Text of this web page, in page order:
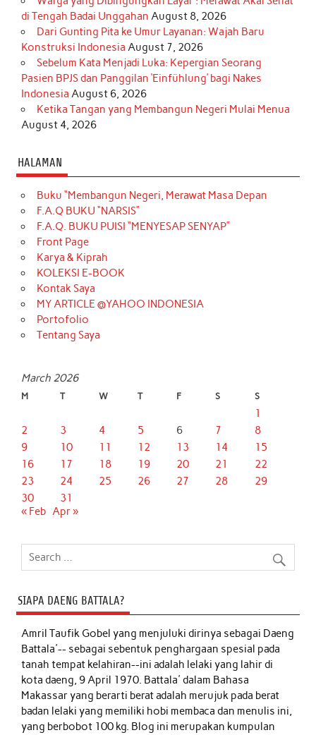
di Tengah Badai Unggahan August 8, 2026
Dari Gunting Pita ke Umur Layanan: Wajah Baru
Konstruksi Indonesia August 7, 2026
Sebelum Kata Menjadi Luka: Kepergian Seorang
Pasien BPJS dan Panggilan ‘Einfühlung’ bagi Nakes
Indonesia August 6, 2026
Ketika Tangan yang Membangun Negeri Mulai Menua
August 4, 2026
HALAMAN
Buku “Membangun Negeri, Merawat Masa Depan
F.A.Q BUKU “NARSIS”
F.A.Q. BUKU PUISI “MENYESAP SENYAP”
Front Page
Karya & Kiprah
KOLEKSI E-BOOK
Kontak Saya
MY ARTICLE @YAHOO INDONESIA
Portofolio
Tentang Saya
March 2026
M T W T F S S
1
2
3 4 5 6 7
8
9
10 11 12 13 14
15
16
17 18 19 20 21
22
23
24 25 26 27 28
29
30
31
« Feb Apr »
SIAPA DAENG BATTALA?
Amril Taufik Gobelyang menjuluki dirinya sebagai Daeng
Battala'-- sebagai sebentuk penghargaan spesial pada
tanah tempat kelahiran--ini adalah lelaki yang lahir di
kota daeng, 9 April 1970. Battala' dalam Bahasa
Makassar yang berarti berat adalah merujuk pada berat
badan lelaki yang memiliki hobi membaca dan menulis ini,
yang berbobot 100 kg. Blog ini merupakan kumpulan